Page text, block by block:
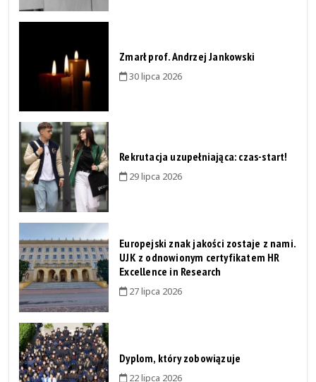
Zmarł prof. Andrzej Jankowski
30 lipca 2026
Rekrutacja uzupełniająca: czas-start!
29 lipca 2026
Europejski znak jakości zostaje z nami.
UJK z odnowionym certyfikatem HR
Excellence in Research
27 lipca 2026
Dyplom, który zobowiązuje
22 lipca 2026